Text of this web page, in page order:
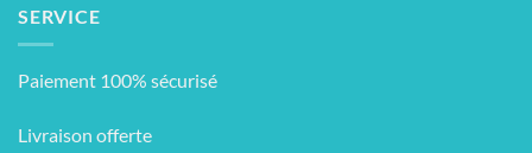
SERVICE
Paiement 100% sécurisé
Livraison offerte